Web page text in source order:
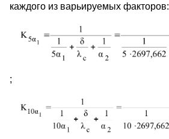
каждого из варьируемых факторов:
;